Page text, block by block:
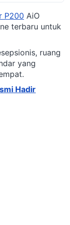
P200 AiO
terbaru untuk
ruang
yang
Hadir